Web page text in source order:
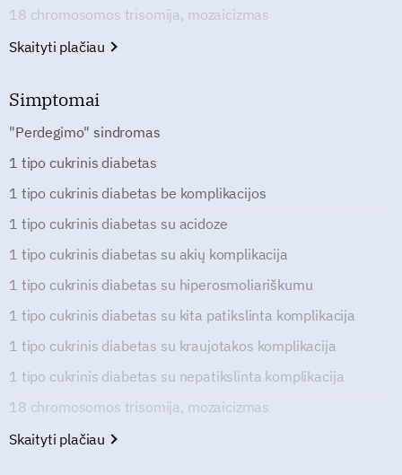
18 chromosomos trisomija, mozaicizmas
Skaityti plačiau
Simptomai
"Perdegimo" sindromas
1 tipo cukrinis diabetas
1 tipo cukrinis diabetas be komplikacijos
1 tipo cukrinis diabetas su acidoze
1 tipo cukrinis diabetas su akių komplikacija
1 tipo cukrinis diabetas su hiperosmoliariškumu
1 tipo cukrinis diabetas su kita patikslinta komplikacija
1 tipo cukrinis diabetas su kraujotakos komplikacija
1 tipo cukrinis diabetas su nepatikslinta komplikacija
18 chromosomos trisomija, mozaicizmas
Skaityti plačiau